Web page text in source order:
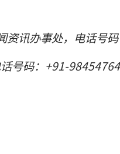
资讯办事处，电话号
号码：+91-